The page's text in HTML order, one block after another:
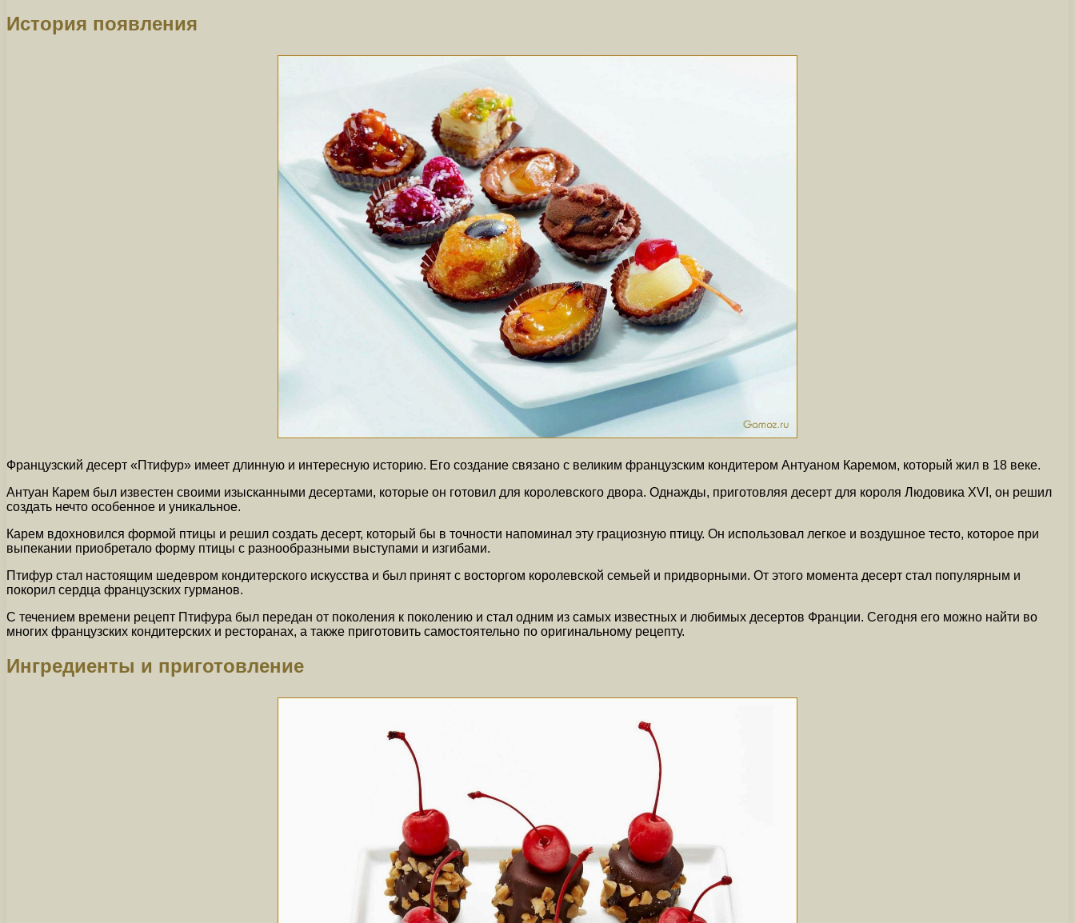
История появления
Французский десерт «Птифур» имеет длинную и интересную историю. Его создание связано с великим французским кондитером Антуаном Каремом, который жил в 18 веке.
Антуан Карем был известен своими изысканными десертами, которые он готовил для королевского двора. Однажды, приготовляя десерт для короля Людовика XVI, он решил
создать нечто особенное и уникальное.
Карем вдохновился формой птицы и решил создать десерт, который бы в точности напоминал эту грациозную птицу. Он использовал легкое и воздушное тесто, которое при
выпекании приобретало форму птицы с разнообразными выступами и изгибами.
Птифур стал настоящим шедевром кондитерского искусства и был принят с восторгом королевской семьей и придворными. От этого момента десерт стал популярным и
покорил сердца французских гурманов.
С течением времени рецепт Птифура был передан от поколения к поколению и стал одним из самых известных и любимых десертов Франции. Сегодня его можно найти во
многих французских кондитерских и ресторанах, а также приготовить самостоятельно по оригинальному рецепту.
Ингредиенты и приготовление